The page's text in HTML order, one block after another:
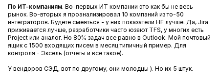
По ИТ-компаниям. Во-первых ИТ компании это как бы не весь
рынок. Во-вторых я проанализировал 10 компаний из то-50
интеграторов. Будете смеяться - у них показатели НЕ лучше. Да, Jira
приживается лучше, разработчики часто юзают TFS, у многих есть
Project или аналог. Но 80% задач все равно в Outlook. Мой почтовый
ящик с 1500 входящих писем в месяц типичный пример. Для
контроля - Эксель (отчеты и все такое).
У вендоров СЭД, вот по другому, они молодцы ). Но их 5 штук.